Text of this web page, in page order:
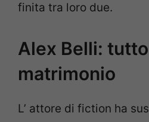
finita tra loro due.
Alex Belli:
matrimonio
L’ attore di fiction ha